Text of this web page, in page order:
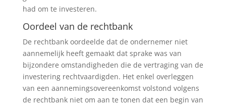
had om te investeren.
Oordeel van de rechtbank
De rechtbank oordeelde dat de ondernemer niet
aannemelijk heeft gemaakt dat sprake was van
bijzondere omstandigheden die de vertraging van de
investering rechtvaardigden. Het enkel overleggen
van een aannemingsovereenkomst volstond volgens
de rechtbank niet om aan te tonen dat een begin van